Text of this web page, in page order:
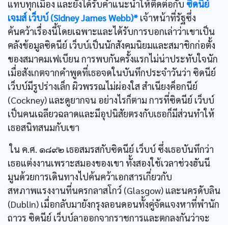
แทบทุกเมือง และยังได้รับคำแนะนำให้ติดต่อกับ ซิดนีย์
เจมส์ เว็บบ์ (Sidney James Webb)* เจ้าหน้าที่รัฐซึ่ง
ค้นคว้าเรื่องนี้โดยเฉพาะและได้รับการบอกเล่าว่าเขาเป็น
คลังข้อมูลซิดนีย์ เว็บบ์เป็นนักสังคมนิยมและสมาชิกก่อตั้ง
ของสมาคมเฟเบียน การพบกันครั้งแรกไม่น่าประทับใจนัก
เมื่อสังเกตจากคำพูดที่เธอจดในบันทึกประจำวันว่า ซิดนีย์
เว็บบ์มีรูปร่างเล็ก ผิวพรรณไม่ผ่องใส สำเนียงค็อกนีย์
(Cockney) และดูยากจน อย่างไรก็ตาม การที่ซิดนีย์ เว็บบ์
เป็นคนเฉลียวฉลาดและมีอุปนิสัยตรงกับเธอก็มีส่วนทำให้
เธอสนิทสนมกับเขา
ใน ค.ศ. ๑๘๙๒ เธอสมรสกับซิดนีย์ เว็บบ์ ซึ่งเธอบันทึกว่า
เธอแต่งงานเพราะสมองของเขา ทั้งสองใช้เวลาช่วงฮันนี
มูนด้วยการเดินทางไปค้นคว้าเอกสารเกี่ยวกับ
สหภาพแรงงานที่นครกลาสโกว์ (Glasgow) และนครดับลิน
(Dublin) เมื่อกลับมายังกรุงลอนดอนทั้งคู่จัดแจงหาที่พำนัก
ถาวร ซิดนีย์ เว็บบ์ลาออกจากราชการและตกลงกันว่าจะ